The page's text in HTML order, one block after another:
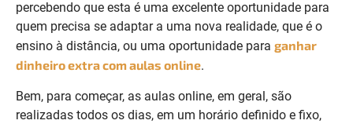
percebendo que esta é uma excelente oportunidade para
quem precisa se adaptar a uma nova realidade, que é o
ensino à distância, ou uma oportunidade para ganhar
dinheiro extra com aulas online.
Bem, para começar, as aulas online, em geral, são
realizadas todos os dias, em um horário definido e fixo,